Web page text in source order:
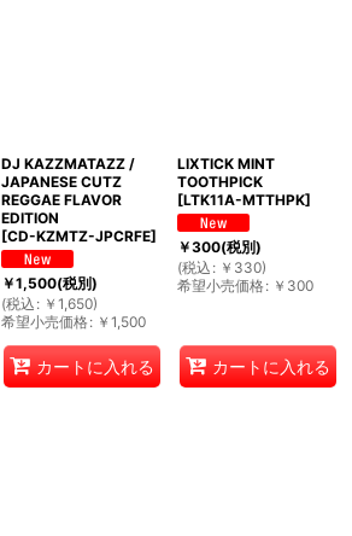
DJ KAZZMATAZZ /
JAPANESE CUTZ
REGGAE FLAVOR
EDITION
[CD-KZMTZ-JPCRFE]
￥1,500(税別)
(税込 : ￥ 1,650)
希望小売価格: ￥ 1,500
カートに入れる
LIXTICK MINT
TOOTHPICK
[LTK11A-MTTHPK]
￥300(税別)
(税込 : ￥ 330)
希望小売価格: ￥ 300
カートに入れる